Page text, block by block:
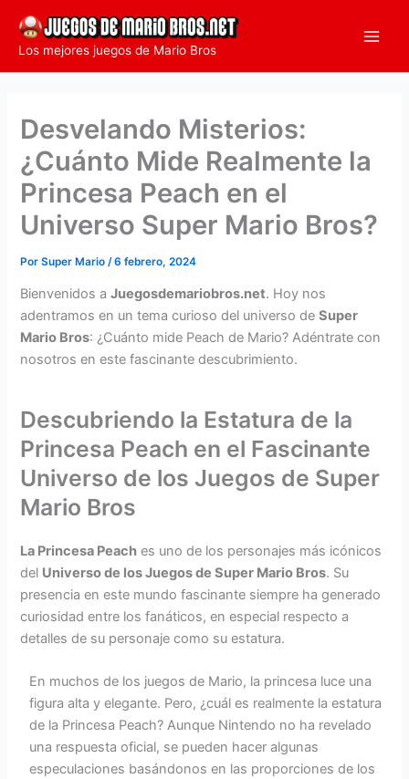
contenido
Los mejores juegos de Mario Bros
Desvelando Misterios:
¿Cuánto Mide Realmente la
Princesa Peach en el
Universo Super Mario Bros?
PorSuper Mario/6 febrero, 2024
Bienvenidos aJuegosdemariobros.net. Hoy nos
adentramos en un tema curioso del universo deSuper
Mario Bros: ¿Cuánto mide Peach de Mario? Adéntrate con
nosotros en este fascinante descubrimiento.
Descubriendo la Estatura de la
Princesa Peach en el Fascinante
Universo de los Juegos de Super
Mario Bros
La Princesa Peach es uno de los personajes más icónicos
del Universo de los Juegos de Super Mario Bros. Su
presencia en este mundo fascinante siempre ha generado
curiosidad entre los fanáticos, en especial respecto a
detalles de su personaje como su estatura.
En muchos de los juegos de Mario, la princesa luce una
figura alta y elegante. Pero, ¿cuál es realmente la estatura
de la Princesa Peach? Aunque Nintendo no ha revelado
una respuesta oficial, se pueden hacer algunas
especulaciones basándonos en las proporciones de los